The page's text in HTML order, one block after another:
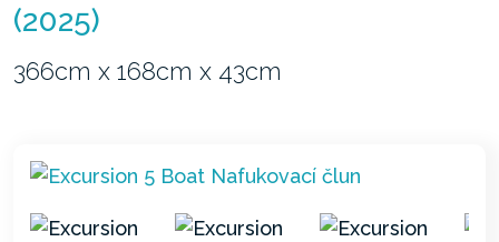
(2025)
366cm x 168cm x 43cm